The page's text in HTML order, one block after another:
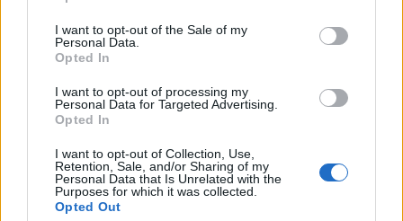
use your data for below specified purposes in below Google
consent section.
I want to opt-out of the Sale of my
Personal Data.
Opted In
I want to opt-out of processing my
Personal Data for Targeted Advertising.
Opted In
I want to opt-out of Collection, Use,
Retention, Sale, and/or Sharing of my
Personal Data that Is Unrelated with the
Purposes for which it was collected.
Opted Out
για τη Δημοκρατία: «Καρυστιανού,
Γρατσία και Γαλανός μετέτρεψαν το
κίνημα σε φοβικό αρχηγικό κόμμα»
Μεταφορές χρημάτων: Πότε μπορεί να
θεωρηθούν δωρεές και να επιβληθεί
φόρος – Τι ισχυεί για τις γονικές παροχές
Απίστευτο κι όμως αληθινό -
Aναστέλλονται τα τακτικά ραντεβού του
αγγειοχειρουργού του νοσοκομείου
Χανίων επειδή κλάπηκε το μηχανάκι του
γιατρού